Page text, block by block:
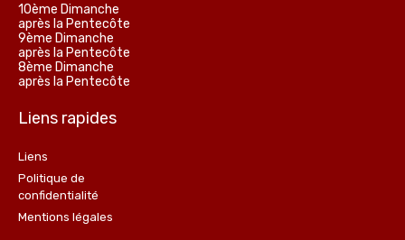
10ème Dimanche
après la Pentecôte
9ème Dimanche
après la Pentecôte
8ème Dimanche
après la Pentecôte
Liens rapides
Liens
Politique de
confidentialité
Mentions légales